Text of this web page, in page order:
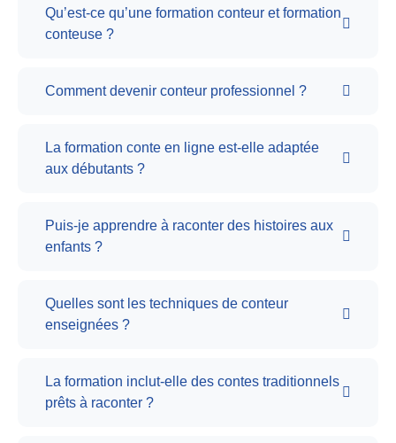
Qu’est-ce qu’une formation conteur et formation
conteuse ?
Comment devenir conteur professionnel ?
La formation conte en ligne est-elle adaptée
aux débutants ?
Puis-je apprendre à raconter des histoires aux
enfants ?
Quelles sont les techniques de conteur
enseignées ?
La formation inclut-elle des contes traditionnels
prêts à raconter ?